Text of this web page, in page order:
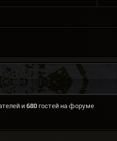
и680 гостей на форуме